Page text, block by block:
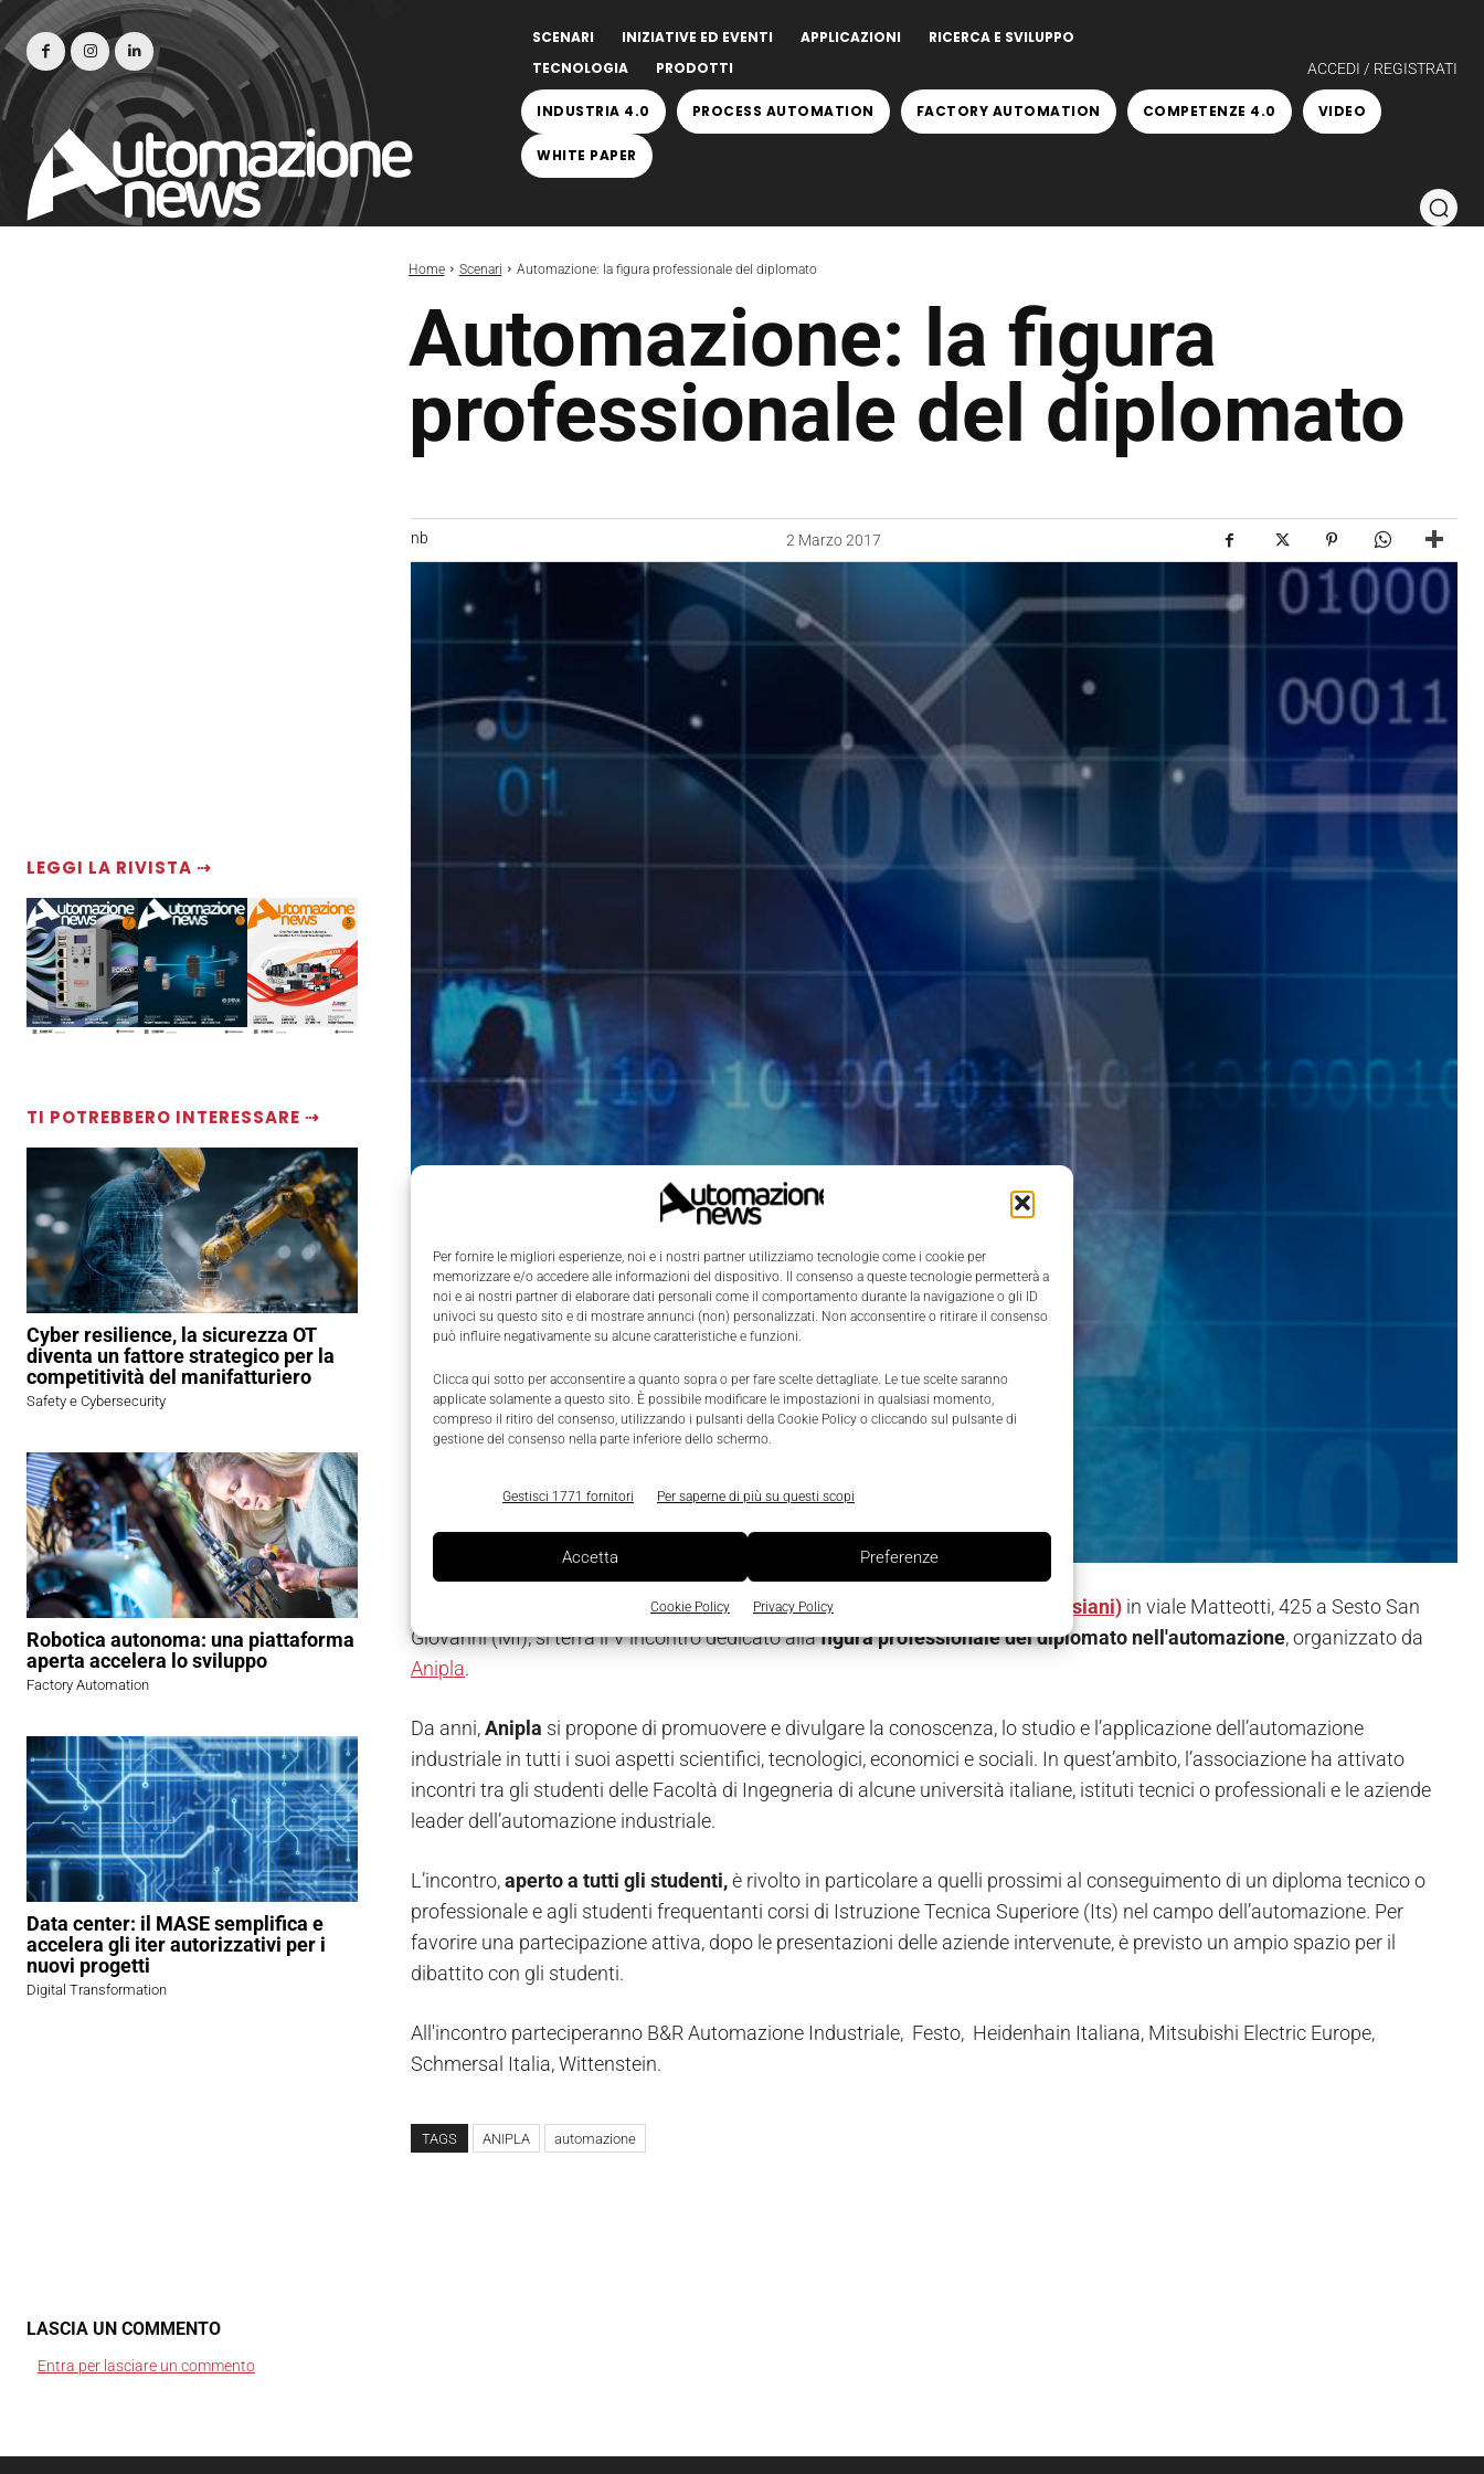
Per fornire le migliori esperienze, noi e i nostri partner utilizziamo tecnologie come i cookie per
memorizzare e/o accedere alle informazioni del dispositivo. Il consenso a queste tecnologie permetterà a
noi e ai nostri partner di elaborare dati personali come il comportamento durante la navigazione o gli ID
univoci su questo sito e di mostrare annunci (non) personalizzati. Non acconsentire o ritirare il consenso
può influire negativamente su alcune caratteristiche e funzioni.
Clicca qui sotto per acconsentire a quanto sopra o per fare scelte dettagliate. Le tue scelte saranno
applicate solamente a questo sito. È possibile modificare le impostazioni in qualsiasi momento,
compreso il ritiro del consenso, utilizzando i pulsanti della Cookie Policy o cliccando sul pulsante di
gestione del consenso nella parte inferiore dello schermo.
Gestisci 1771 fornitori Per saperne di più su questi scopi
Accetta Preferenze
Cookie Policy Privacy Policy
SCENARI INIZIATIVE ED EVENTI APPLICAZIONI
RICERCA E SVILUPPO
TECNOLOGIA
PRODOTTI ACCEDI / REGISTRATI
INDUSTRIA 4.0 PROCESS AUTOMATION FACTORY AUTOMATION COMPETENZE 4.0 VIDEO
WHITE PAPER
Home Scenari Automazione: la figura professionale del diplomato
Automazione: la figura
professionale del diplomato
LEGGI LA RIVISTA ⇢
TI POTREBBERO INTERESSARE ⇢
Cyber resilience, la sicurezza OT
diventa un fattore strategico per la
competitività del manifatturiero
Safety e Cybersecurity
Robotica autonoma: una piattaforma
aperta accelera lo sviluppo
Factory Automation
Data center: il MASE semplifica e
accelera gli iter autorizzativi per i
nuovi progetti
Digital Transformation
nb 2 Marzo 2017
Il prossimo 15 marzo alle ore 9.45 presso leOpere Sociali Don Bosco (Salesiani) in viale Matteotti, 425 a Sesto San
Giovanni (MI), si terrà il V incontro dedicato allafigura professionale del diplomato nell'automazione, organizzato da
Anipla.
Da anni,Anipla si propone di promuovere e divulgare la conoscenza, lo studio e l’applicazione dell’automazione
industriale in tutti i suoi aspetti scientifici, tecnologici, economici e sociali. In quest’ambito, l’associazione ha attivato
incontri tra gli studenti delle Facoltà di Ingegneria di alcune università italiane, istituti tecnici o professionali e le aziende
leader dell’automazione industriale.
L’incontro,aperto a tutti gli studenti,è rivolto in particolare a quelli prossimi al conseguimento di un diploma tecnico o
professionale e agli studenti frequentanti corsi di Istruzione Tecnica Superiore (Its) nel campo dell’automazione. Per
favorire una partecipazione attiva, dopo le presentazioni delle aziende intervenute, è previsto un ampio spazio per il
dibattito con gli studenti.
All'incontro parteciperanno B&R Automazione Industriale, Festo, Heidenhain Italiana, Mitsubishi Electric Europe,
Schmersal Italia, Wittenstein.
TAGS ANIPLA automazione
LASCIA UN COMMENTO
Entra per lasciare un commento